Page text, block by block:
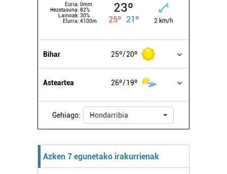
Euria: 0mm
Hezetasuna: 82%
Lainoak: 30%
Elurra: 4100m
23º
25º 21º 2 km/h
Bihar 25º 20º
Asteartea 26º 19º
Gehiago: Hondarribia
Azken 7 egunetako irakurrienak